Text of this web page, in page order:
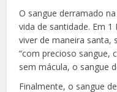
O sangue derramado
vida de santidade. Em
viver de maneira santa,
“com precioso sangue,
sem mácula, o sangue
Finalmente, o sangue